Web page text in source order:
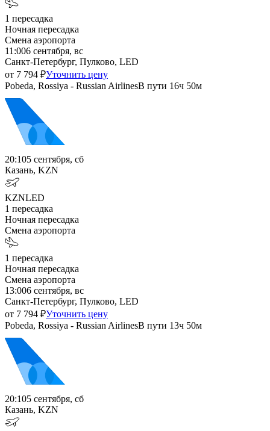
1 пересадка
Ночная пересадка
Смена аэропорта
11:006 сентября, вс
Санкт-Петербург, Пулково, LED
от 7 794 ₽Уточнить цену
Pobeda, Rossiya - Russian AirlinesВ пути 16ч 50м
20:105 сентября, сб
Казань, KZN
KZNLED
1 пересадка
Ночная пересадка
Смена аэропорта
1 пересадка
Ночная пересадка
Смена аэропорта
13:006 сентября, вс
Санкт-Петербург, Пулково, LED
от 7 794 ₽Уточнить цену
Pobeda, Rossiya - Russian AirlinesВ пути 13ч 50м
20:105 сентября, сб
Казань, KZN